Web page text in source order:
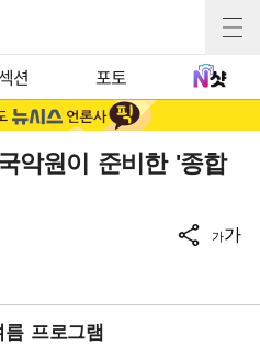
섹션 포토
악원이 준비한 '종합
가가
름 프로그램